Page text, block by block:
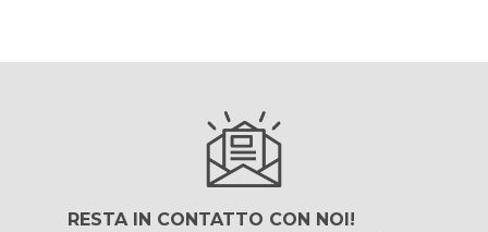
RESTA IN CONTATTO CON NOI!